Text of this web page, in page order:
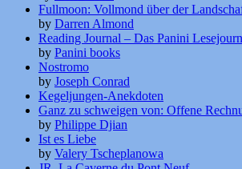
Fullmoon: Vollmond über der
by Darren Almond
Reading Journal – Das Panini
by Panini books
Nostromo
by Joseph Conrad
Kegeljungen-Anekdoten
Ganz zu schweigen von: Offene
by Philippe Djian
Ist es Liebe
by Valery Tscheplanowa